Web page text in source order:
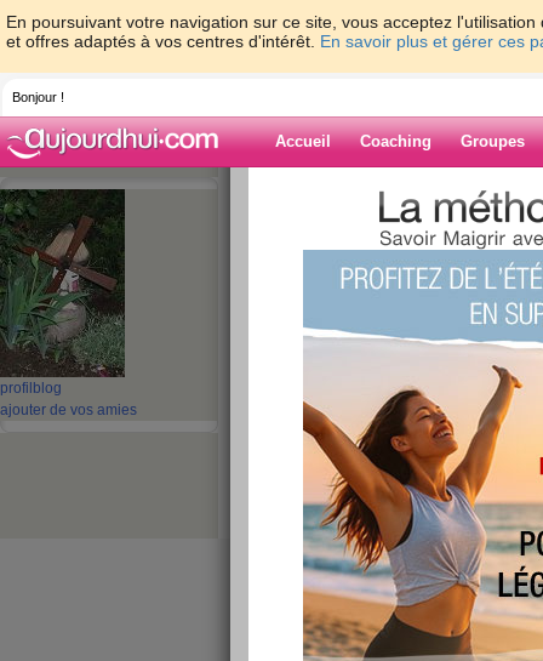
En poursuivant votre navigation sur ce site, vous acceptez
et offres adaptés à vos centres d'intérêt. En savoir plus et gérer ces
Bonjour !
Accueil Coaching Groupes
profil blog
ajouter de vos amies
>
Blog de guel23
21 - 30 31 - 40 41 - 50 51 -
‹ Préc. 51 52 53 54 55
Repas du 11/11/11
publié le 11/11/2011 à 11:28
Aujourd'hui repos et j'en profite
Nous finirons les restes de notre
à midi "flémiche aux poireaux